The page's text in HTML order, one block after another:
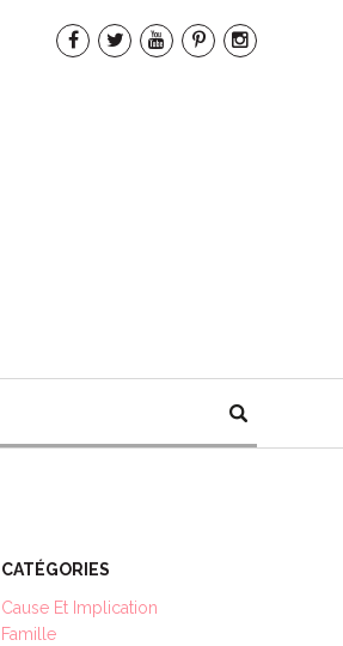
CATÉGORIES
Cause Et Implication
Famille